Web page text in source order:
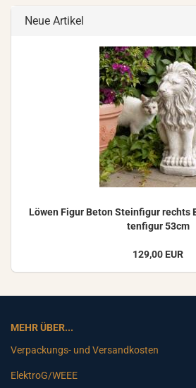
Neue Artikel
Löwen Figur Beton Stein­fi­gur rechts
ten­fi­gur 53cm
129,00 EUR
MEHR ÜBER...
Verpackungs- und Versandkosten
ElektroG/WEEE